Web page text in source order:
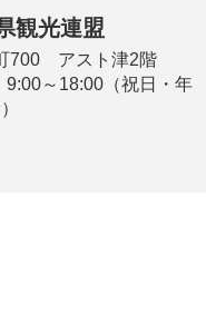
観光連盟
700 アスト津2階
～18:00（祝日・年